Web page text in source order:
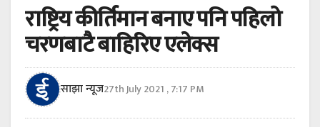
राष्ट्रिय कीर्तिमान बनाए पनि पहिलो
चरणबाटै बाहिरिए एलेक्स
साझा न्यूज27th July 2021 , 7:17 PM